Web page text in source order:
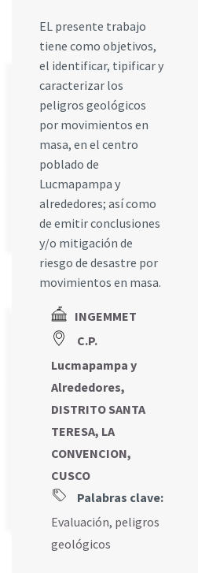
EL presente trabajo
tiene como objetivos,
el identificar, tipificar y
caracterizar los
peligros geológicos
por movimientos en
masa, en el centro
poblado de
Lucmapampa y
alrededores; así como
de emitir conclusiones
y/o mitigación de
riesgo de desastre por
movimientos en masa.
INGEMMET
C.P.
Lucmapampa y
Alrededores,
DISTRITO SANTA
TERESA, LA
CONVENCION,
CUSCO
Palabras clave:
Evaluación, peligros
geológicos